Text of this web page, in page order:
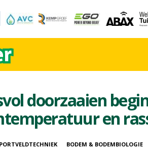
doorzaaien
en
BODEM & BODEMBIOLOGIE